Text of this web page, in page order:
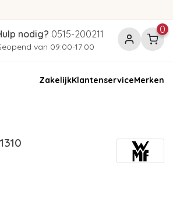
nodig? 0515-200211
van 09:00-17:00
0
ZakelijkKlantenserviceMerken